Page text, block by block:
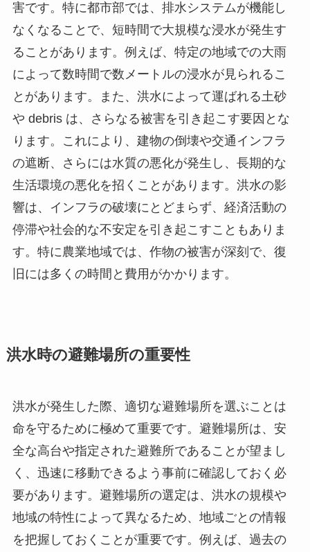
害です。特に都市部では、排水システムが機能し
なくなることで、短時間で大規模な浸水が発生す
ることがあります。例えば、特定の地域での大雨
によって数時間で数メートルの浸水が見られるこ
とがあります。また、洪水によって運ばれる土砂
や debris は、さらなる被害を引き起こす要因とな
ります。これにより、建物の倒壊や交通インフラ
の遮断、さらには水質の悪化が発生し、長期的な
生活環境の悪化を招くことがあります。洪水の影
響は、インフラの破壊にとどまらず、経済活動の
停滞や社会的な不安定を引き起こすこともありま
す。特に農業地域では、作物の被害が深刻で、復
旧には多くの時間と費用がかかります。
洪水時の避難場所の重要性
洪水が発生した際、適切な避難場所を選ぶことは
命を守るために極めて重要です。避難場所は、安
全な高台や指定された避難所であることが望まし
く、迅速に移動できるよう事前に確認しておく必
要があります。避難場所の選定は、洪水の規模や
地域の特性によって異なるため、地域ごとの情報
を把握しておくことが重要です。例えば、過去の